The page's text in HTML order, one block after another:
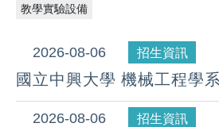
教學實驗設備
2026-08-06 招生資訊
國立中興大學 機械工程學系碩士
度 第26梯次遞補公告( 08
2026-08-06 招生資訊